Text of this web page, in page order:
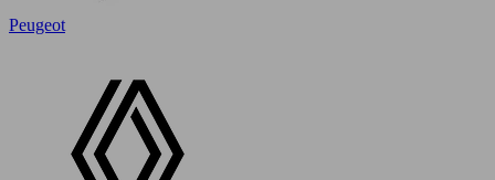
Peugeot